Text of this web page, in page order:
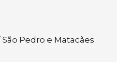
Pedro e Matacães